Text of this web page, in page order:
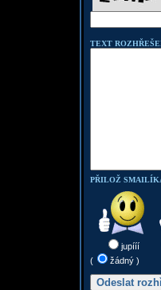
TEXT
PŘILOŽ
jupííí
(
žádný )